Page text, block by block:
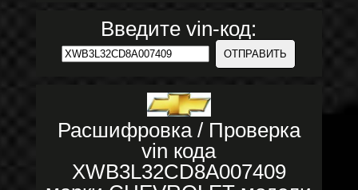
Введите vin-код:
Расшифровка / Проверка
vin кода
XWB3L32CD8A007409